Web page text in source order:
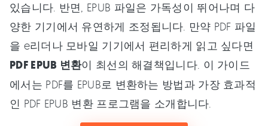
있습니다. 반면, EPUB 파일은 가독성이 뛰어나며 다
양한 기기에서 유연하게 조정됩니다. 만약 PDF 파일
을 e리더나 모바일 기기에서 편리하게 읽고 싶다면
PDF EPUB 변환이 최선의 해결책입니다. 이 가이드
에서는 PDF를 EPUB로 변환하는 방법과 가장 효과적
인 PDF EPUB 변환 프로그램을 소개합니다.